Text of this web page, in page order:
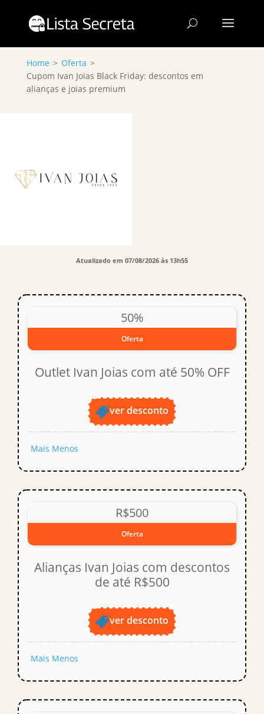
Home > Oferta >
Cupom Ivan Joias Black Friday: descontos em
alianças e joias premium
Atualizado em 07/08/2026 às 13h55
50%
Oferta
Outlet Ivan Joias com até 50% OFF
ver desconto
Mais Menos
R$500
Oferta
Alianças Ivan Joias com descontos
de até R$500
ver desconto
Mais Menos